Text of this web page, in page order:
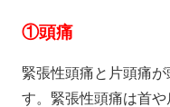
①頭痛
緊張性頭痛と片頭痛
す。緊張性頭痛は首